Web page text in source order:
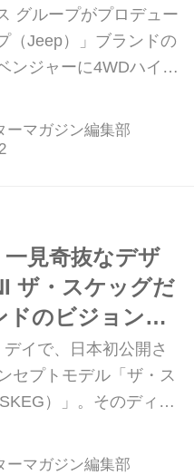
4xe ハイブリッ
グループがプロデュー
（Jeep）」ブランドの
ンジャーに4WDハイブ
追加された。そのディ
紹介しよう。
ーマガジン編集部
一見奇抜なデザ
ザ・スケッグだ
ドのビジョンを
つも軽量化を徹
た
イで、日本初公開さ
セプトモデル「ザ・ス
）」。そのディテ
介しよう。
ーマガジン編集部